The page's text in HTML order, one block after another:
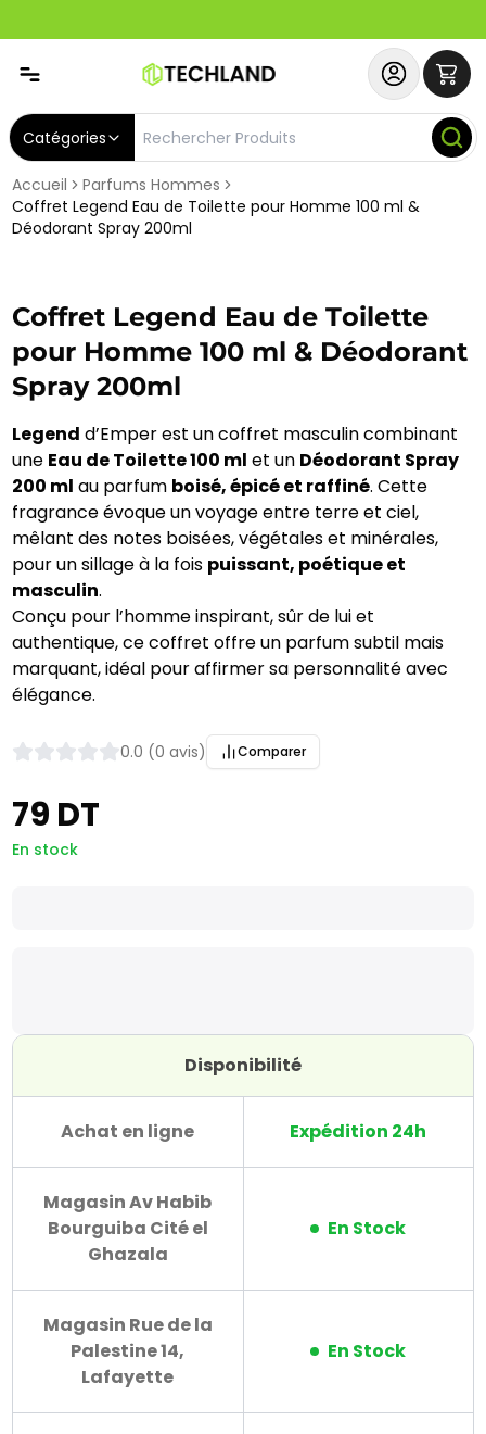
Catégories
Accueil
Parfums Hommes
Coffret Legend Eau de Toilette pour Homme 100 ml &
Déodorant Spray 200ml
Coffret Legend Eau de Toilette
pour Homme 100 ml & Déodorant
Spray 200ml
Legend d’Emper est un coffret masculin combinant
une Eau de Toilette 100 ml et un Déodorant Spray
200 ml au parfum boisé, épicé et raffiné. Cette
fragrance évoque un voyage entre terre et ciel,
mêlant des notes boisées, végétales et minérales,
pour un sillage à la fois puissant, poétique et
masculin.
Conçu pour l’homme inspirant, sûr de lui et
authentique, ce coffret offre un parfum subtil mais
marquant, idéal pour affirmer sa personnalité avec
élégance.
0.0 (0 avis) Comparer
79 DT
En stock
Disponibilité
Achat en ligne Expédition 24h
Magasin Av Habib
Bourguiba Cité el
Ghazala
En Stock
Magasin Rue de la
Palestine 14,
Lafayette
En Stock